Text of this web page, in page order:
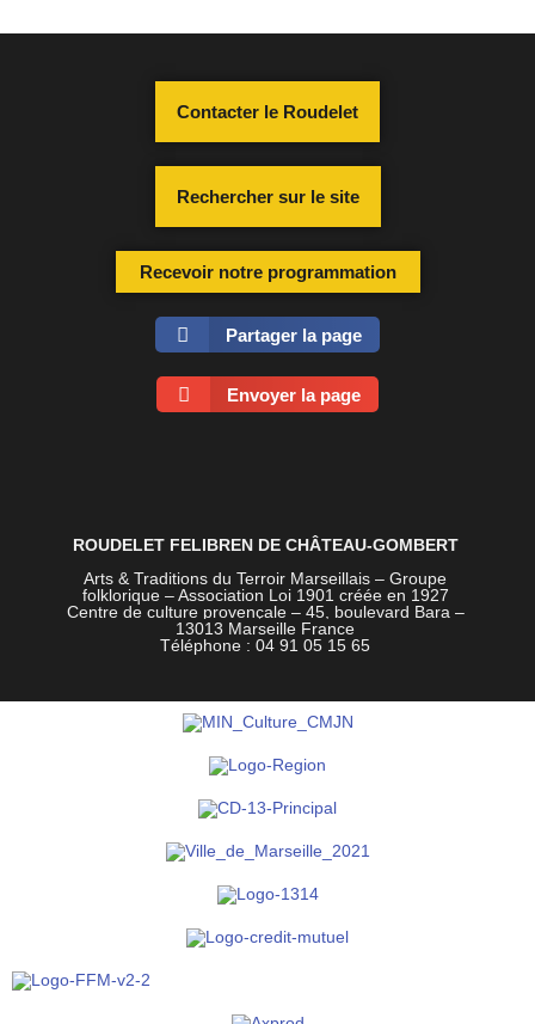
Contacter le Roudelet
Rechercher sur le site
Recevoir notre programmation
Partager la page
Envoyer la page
ROUDELET FELIBREN DE CHÂTEAU-GOMBERT
Arts & Traditions du Terroir Marseillais – Groupe
folklorique – Association Loi 1901 créée en 1927
Centre de culture provençale – 45, boulevard Bara –
13013 Marseille France
Téléphone : 04 91 05 15 65